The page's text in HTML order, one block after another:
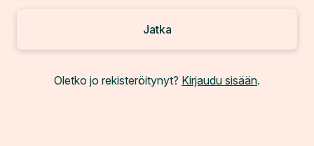
Trainee-ohjelma
Jatka
Oletko jo rekisteröitynyt? Kirjaudu sisään.